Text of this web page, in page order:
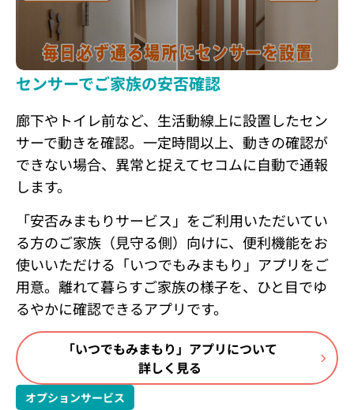
センサーでご家族の安否確認
廊下やトイレ前など、生活動線上に設置したセン
サーで動きを確認。一定時間以上、動きの確認が
できない場合、異常と捉えてセコムに自動で通報
します。
「安否みまもりサービス」をご利用いただいてい
る方のご家族（見守る側）向けに、便利機能をお
使いいただける「いつでもみまもり」アプリをご
用意。離れて暮らすご家族の様子を、ひと目でゆ
るやかに確認できるアプリです。
「いつでもみまもり」アプリについて
詳しく見る
オプションサービス